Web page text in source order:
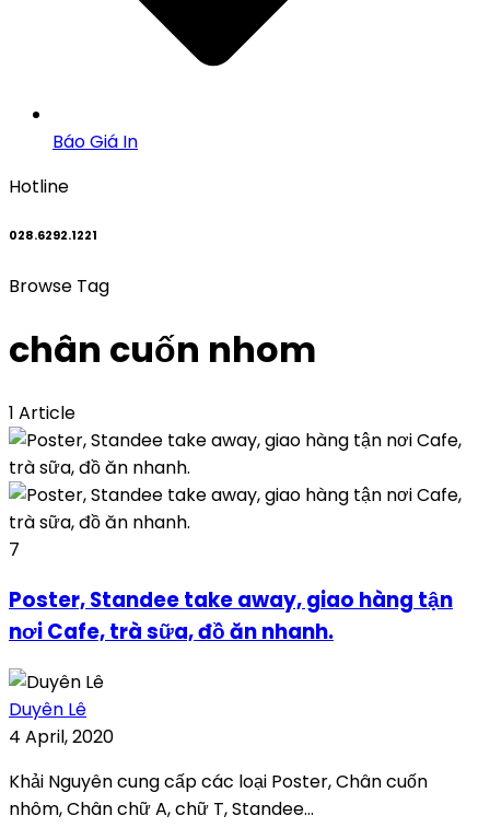
Báo Giá In
Hotline
028.6292.1221
Browse Tag
chân cuốn nhom
1 Article
7
Poster, Standee take away, giao hàng tận
nơi Cafe, trà sữa, đồ ăn nhanh.
Duyên Lê
4 April, 2020
Khải Nguyên cung cấp các loại Poster, Chân cuốn
nhôm, Chân chữ A, chữ T, Standee...